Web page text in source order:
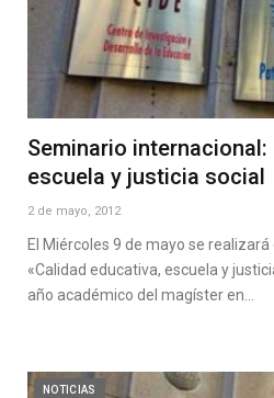
Seminario
escuela y justicia social
2 de mayo, 2012
El Miércoles 9 de mayo se
«Calidad educativa, escuela y
año académico del magíster en…
NOTICIAS